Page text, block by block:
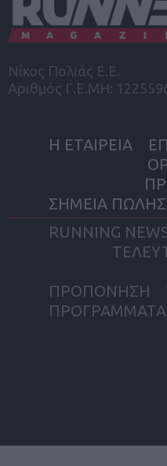
Νίκος Πολιάς Ε.Ε.
Αριθμός Γ.Ε.ΜΗ:
Η ΕΤΑΙΡΕΙΑ
ΣΗΜΕΙΑ
RUNNING
ΠΡΟΠΟΝΗΣΗ
ΠΡΟΓΡΑΜΜΑΤΑ